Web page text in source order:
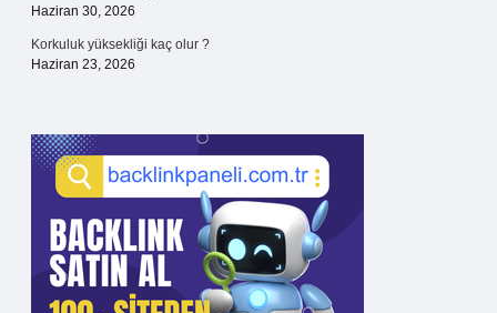
Haziran 30, 2026
Korkuluk yüksekliği kaç olur ?
Haziran 23, 2026